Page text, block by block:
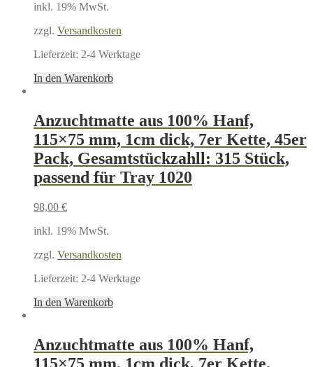
inkl. 19% MwSt.
zzgl. Versandkosten
Lieferzeit: 2-4 Werktage
In den Warenkorb
Anzuchtmatte aus 100% Hanf,
115×75 mm, 1cm dick, 7er Kette, 45er
Pack, Gesamtstückzahll: 315 Stück,
passend für Tray 1020
98,00 €
inkl. 19% MwSt.
zzgl. Versandkosten
Lieferzeit: 2-4 Werktage
In den Warenkorb
Anzuchtmatte aus 100% Hanf,